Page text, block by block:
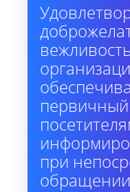
первичный
при